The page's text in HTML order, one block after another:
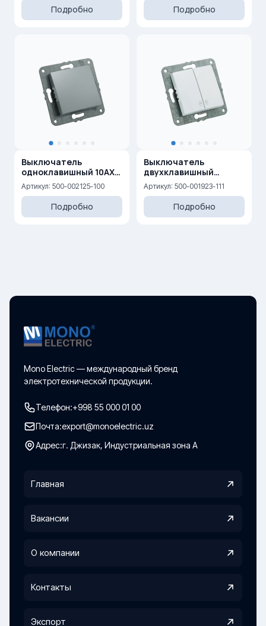
Подробно Подробно
Выключатель
одноклавишный 10AX,
250 V
Артикул: 500-002125-100
Подробно
Выключатель
двухклавишный
проходной 10AX, 250 V
Артикул: 500-001923-111
Подробно
Mono Electric — международный бренд
электротехнической продукции.
Телефон:+998 55 000 01 00
Почта:export@monoelectric.uz
Адрес:г. Джизак, Индустриальная зона А
Главная
Вакансии
О компании
Контакты
Экспорт